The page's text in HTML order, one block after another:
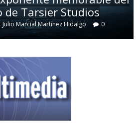
de Tarsier Studios
Julio Marcial Martínez Hidalgo 0